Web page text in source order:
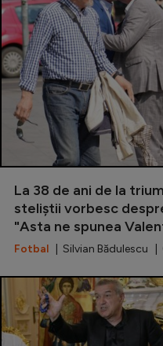
La 38 de ani de la
steliștii vorbesc
"Asta ne spunea
Fotbal | Silvian Bădulescu |